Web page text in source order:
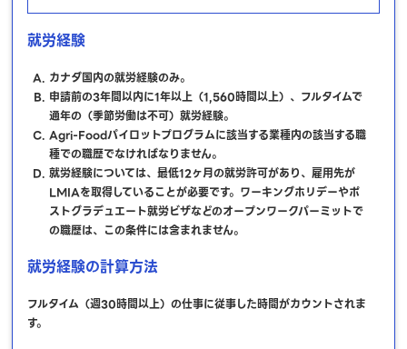
就労経験
カナダ国内の就労経験のみ。
申請前の3年間以内に1年以上（1,560時間以上）、フルタイムで
通年の（季節労働は不可）就労経験。
Agri-Foodパイロットプログラムに該当する業種内の該当する職
種での職歴でなければなりません。
就労経験については、最低12ヶ月の就労許可があり、雇用先が
LMIAを取得していることが必要です。ワーキングホリデーやポ
ストグラデュエート就労ビザなどのオープンワークパーミットで
の職歴は、この条件には含まれません。
就労経験の計算方法
フルタイム（週30時間以上）の仕事に従事した時間がカウントされま
す。